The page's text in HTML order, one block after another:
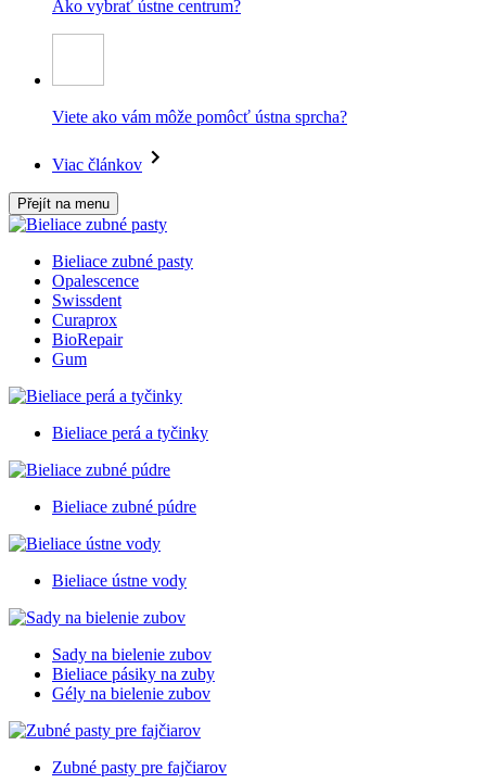
Ako vybrať ústne centrum?
Viete ako vám môže pomôcť ústna sprcha?
Viac článkov
Přejít na menu
Bieliace zubné pasty
Opalescence
Swissdent
Curaprox
BioRepair
Gum
Bieliace perá a tyčinky
Bieliace zubné púdre
Bieliace ústne vody
Sady na bielenie zubov
Bieliace pásiky na zuby
Gély na bielenie zubov
Zubné pasty pre fajčiarov